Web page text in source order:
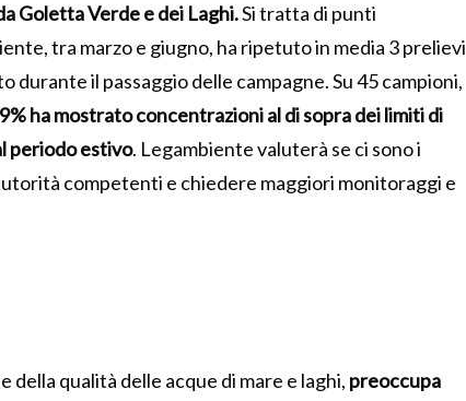
Goletta Verde e dei Laghi.Si tratta di punti
tra marzo e giugno, ha ripetuto in media 3 prelievi
il passaggio delle campagne. Su 45 campioni,
ha mostrato concentrazioni al di sopra dei limiti di
periodo estivo. Legambiente valuterà se ci sono i
competenti e chiedere maggiori monitoraggi e
della qualità delle acque di mare e laghi, preoccupa